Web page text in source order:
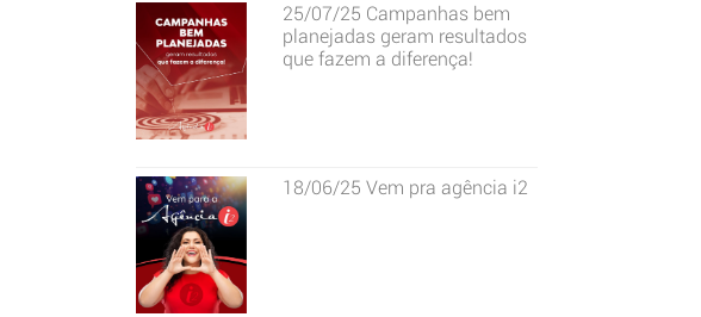
25/07/25 Campanhas bem
planejadas geram resultados
que fazem a diferença!
18/06/25 Vem pra agência i2